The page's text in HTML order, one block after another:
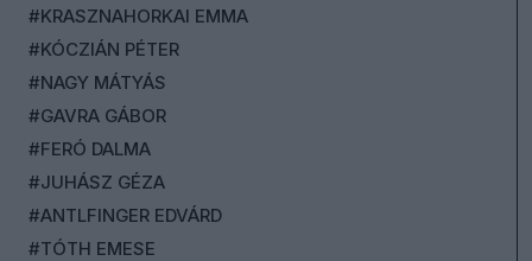
#KRASZNAHORKAI EMMA
#KÓCZIÁN PÉTER
#NAGY MÁTYÁS
#GAVRA GÁBOR
#FERÓ DALMA
#JUHÁSZ GÉZA
#ANTLFINGER EDVÁRD
#TÓTH EMESE